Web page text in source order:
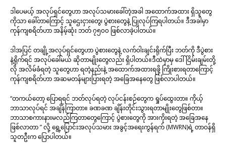
ဒါပေမယ့် အလုပ်ရှင်တွေဟာ အလုပ်သမားခေါ်တဲ့အခါ အထောက်အထား ရှိသူတွေ
ကိုသာ ခေါ်တာကြောင့် သူဌေးငှားတွေ၊ ပွဲစားတွေနဲ့ ပြုလုပ်ကြရပါတယ်။ ဒီအခါမှာ
ကုန်ကျစရိတ်ဟာ အနိမ့်ဆုံး ဘတ် ၇၅၀၀ ဖြစ်လာခဲ့ပါတယ်။
ဒါအပြင် တချို့အလုပ်ရှင်တွေဟာ ပွဲစားတွေနဲ့ လက်ဝါးချင်းရိုက်ပြီး ဘတ်ကို ဒီပွဲစား
နဲ့ရိုက်ရင် အလုပ်ခေါ်မယ် ဆိုတာမျိုးတွေလည်း ရှိပါတယ်။ဒီထဲမှာမှ ဒေါ်ငြိမ်းချမ်းတို့
လို အလိမ်ခံရတဲ့ သူတွေဟာ ရတဲ့နည်းနဲ့ အထောက်အထားရဖို့ ကြိုးစားရတာကြောင့်
ကုန်ကျစရိတ်ဟာ အဆမတန်များပြားရတဲ့ အခြေအနေတွေ ဖြစ်လာပါတယ်။
“တကယ်တော့ ပြောရရင် ဘတ်လုပ်ရတဲ့ လုပ်ငန်းစဉ်တွေက ရှုပ်ထွေးတာ။ ကိုယ့်
ဘာသာလုပ်ရင် အချိန်ကြာတာ။ ခဏခဏ ချိန်းတိုင်းသွားရတာမျိုးတွေဖြစ်တာ။
ဘာသာစကားနားမလည်ကြတာတွေကြောင့် ပွဲစားတွေကို အားကိုးရတဲ့ အခြေအနေ
ဖြစ်လာတာ ” လို့ ရွေ့ပြောင်းအလုပ်သမား အခွင့်အရေးကွန်ရက် (MWRN)ရဲ့ တာဝန်ရှိ
သူတဦးက ပြောပါတယ်။